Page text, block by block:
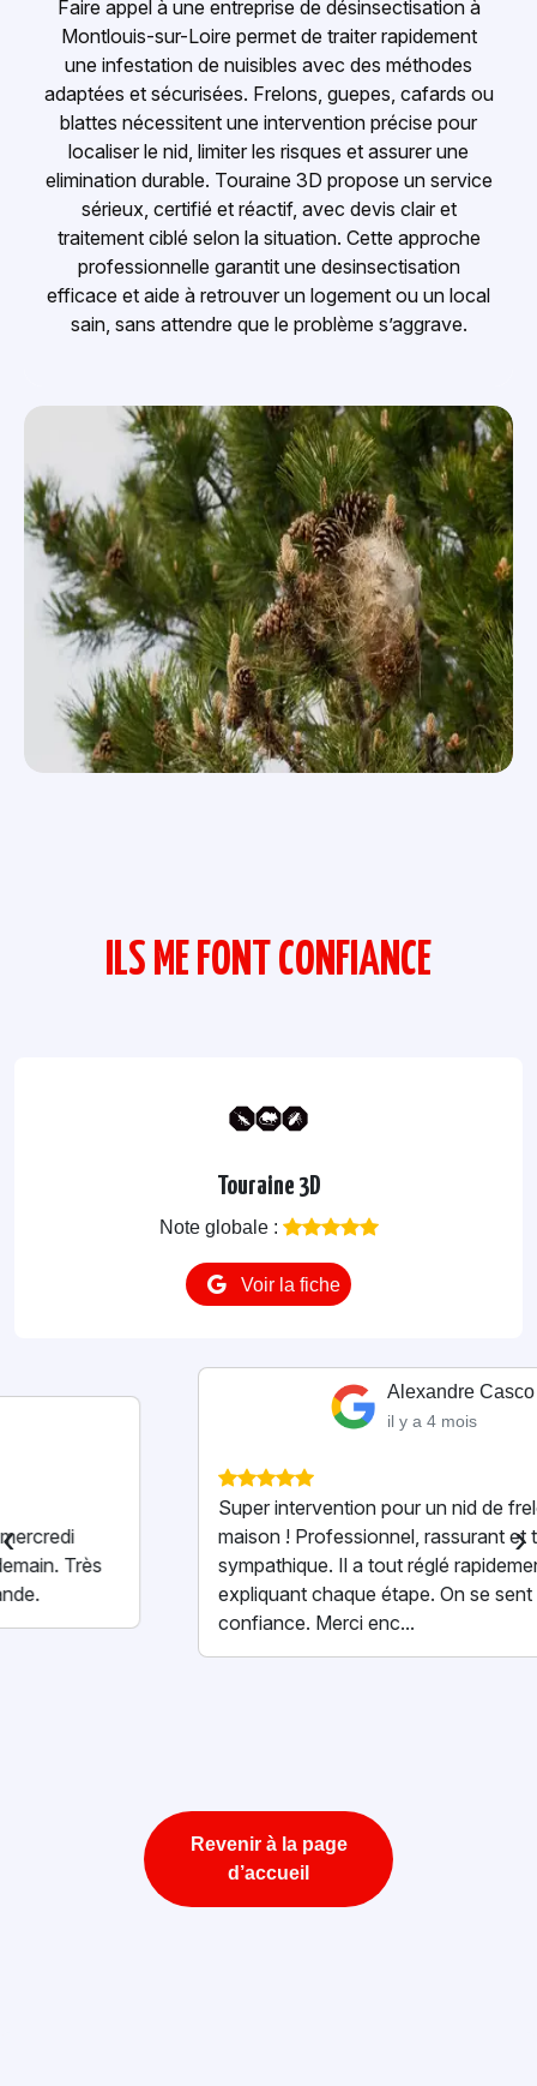
Faire appel à une entreprise de désinsectisation à
Montlouis-sur-Loire permet de traiter rapidement
une infestation de nuisibles avec des méthodes
adaptées et sécurisées. Frelons, guepes, cafards ou
blattes nécessitent une intervention précise pour
localiser le nid, limiter les risques et assurer une
elimination durable. Touraine 3D propose un service
sérieux, certifié et réactif, avec devis clair et
traitement ciblé selon la situation. Cette approche
professionnelle garantit une desinsectisation
efficace et aide à retrouver un logement ou un local
sain, sans attendre que le problème s’aggrave.
ILS ME FONT CONFIANCE
Touraine 3D
Note globale :
Voir la fiche
Alexandre Casco
Super intervention pour un nid de frelons à la
maison ! Professionnel, rassurant et très
sympathique. Il a tout réglé rapidement en
expliquant chaque étape. On se sent vraiment en
confiance. Merci enc...
‹ ›
Revenir à la page
d’accueil